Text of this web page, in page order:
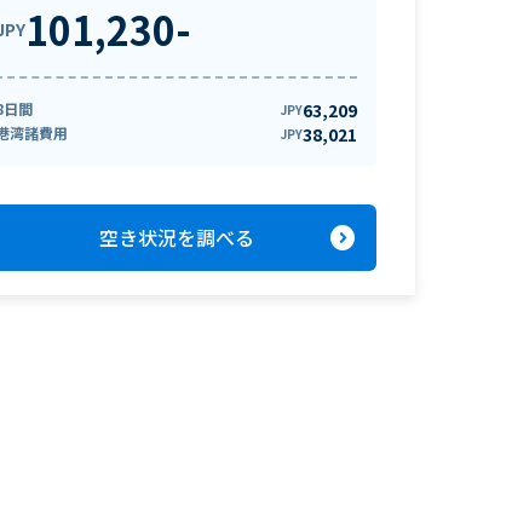
101,230-
日間 JPY63,209
湾諸費用 JPY38,021
空き状況を調べる expand_circle_right